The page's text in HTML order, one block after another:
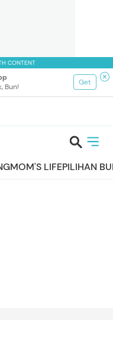
CONTENT
Bun!
Get
MOM'S LIFEPILIHAN